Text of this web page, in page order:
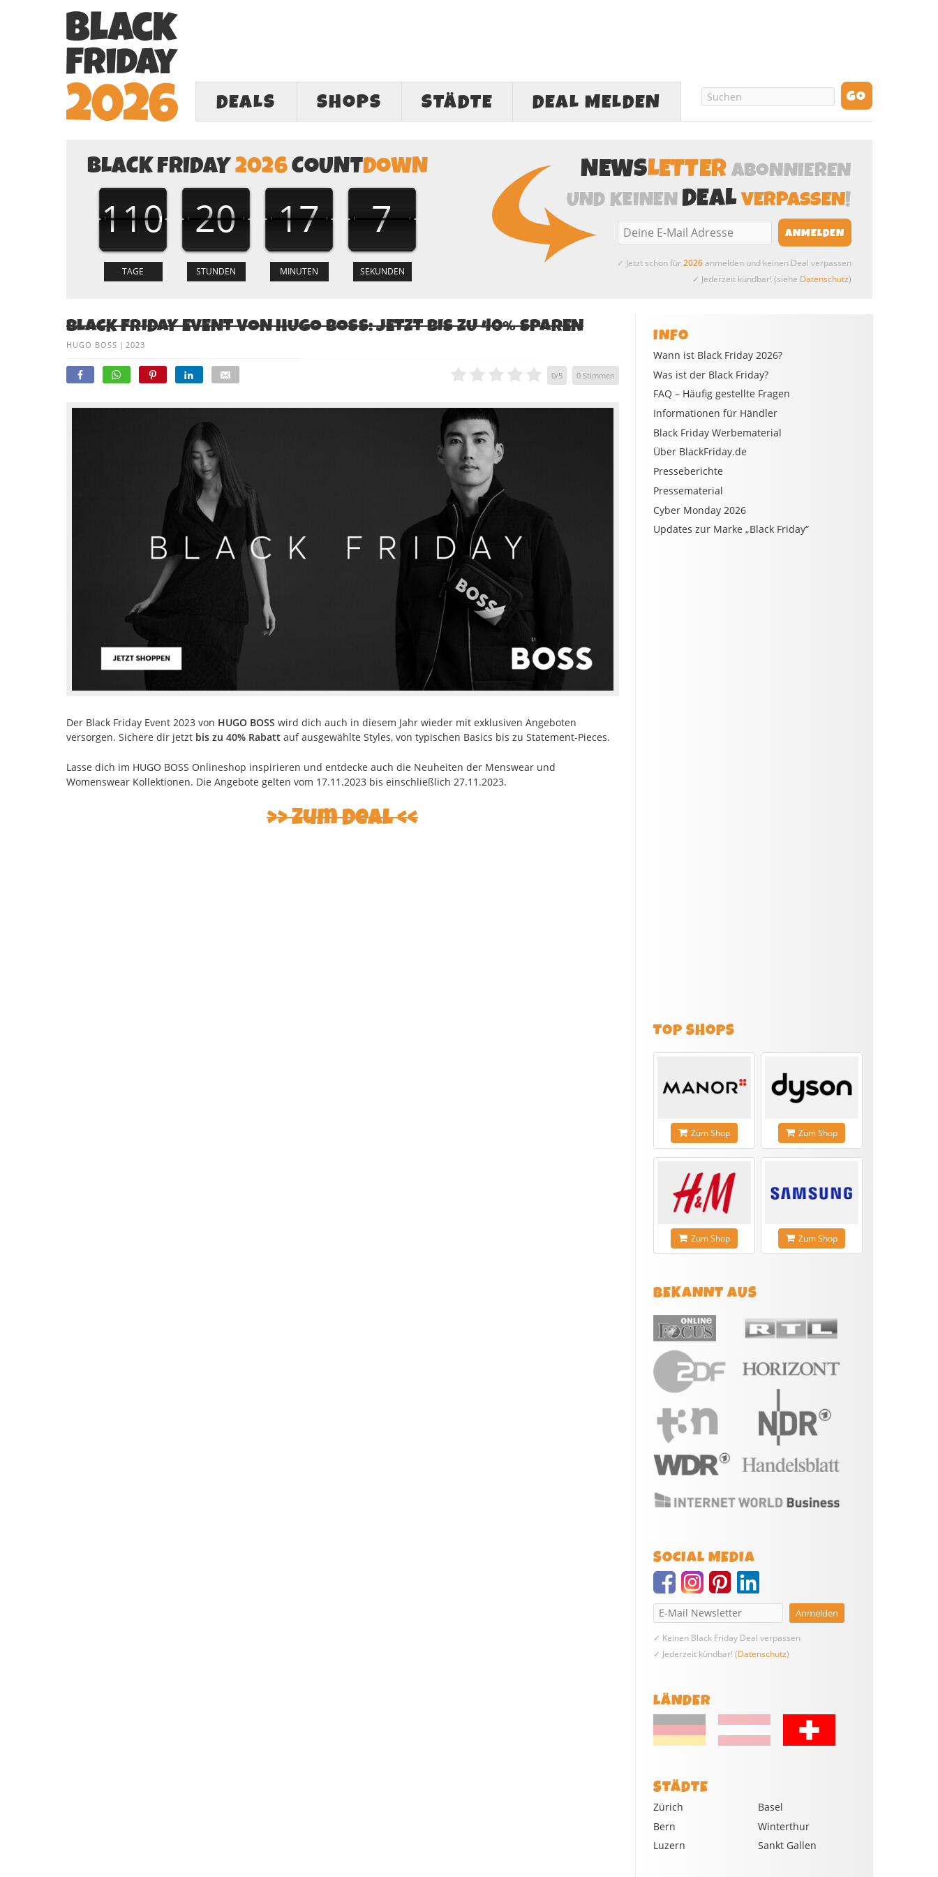
DEALS SHOPS STÄDTE DEAL MELDEN
BLACK FRIDAY2026COUNTDOWN
110 20 17 6
NEWSLETTERABONNIEREN
UND KEINENDEALVERPASSEN!
✓ Jetzt schon für2026anmelden und keinen Deal verpassen
✓ Jederzeit kündbar! (siehe Datenschutz)
BLACK FRIDAY EVENT VON HUGO BOSS: JETZT BIS ZU 40% SPAREN
HUGO BOSS | 2023
0/5 0Stimmen
Der Black Friday Event 2023 von HUGO BOSS wird dich auch in diesem Jahr wieder mit exklusiven Angeboten
versorgen. Sichere dir jetzt bis zu 40% Rabatt auf ausgewählte Styles, von typischen Basics bis zu Statement-Pieces.
Lasse dich im HUGO BOSS Onlineshop inspirieren und entdecke auch die Neuheiten der Menswear und
Womenswear Kollektionen. Die Angebote gelten vom 17.11.2023 bis einschließlich 27.11.2023.
Zum Deal
INFO
Wann ist Black Friday 2026?
Was ist der Black Friday?
FAQ – Häufig gestellte Fragen
Informationen für Händler
Black Friday Werbematerial
Über BlackFriday.de
Presseberichte
Pressematerial
Cyber Monday 2026
Updates zur Marke „Black Friday“
TOP SHOPS
Zum Shop Zum Shop
Zum Shop Zum Shop
BEKANNT AUS
SOCIAL MEDIA
✓ Keinen Black Friday Deal verpassen
✓ Jederzeit kündbar! (Datenschutz)
LÄNDER
STÄDTE
Zürich
Basel
Bern
Winterthur
Luzern
Sankt Gallen